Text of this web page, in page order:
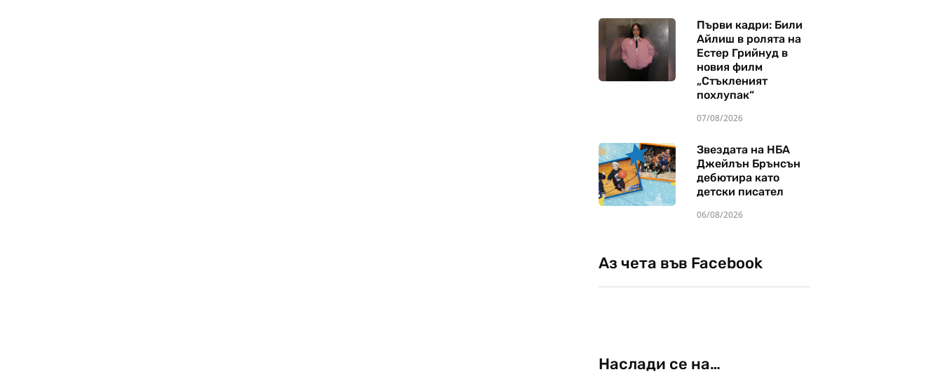
Първи кадри: Били
Айлиш в ролята на
Естер Грийнуд в
новия филм
„Стъкленият
похлупак“
07/08/2026
Звездата на НБА
Джейлън Брънсън
дебютира като
детски писател
06/08/2026
Аз чета във Facebook
Наслади се на…